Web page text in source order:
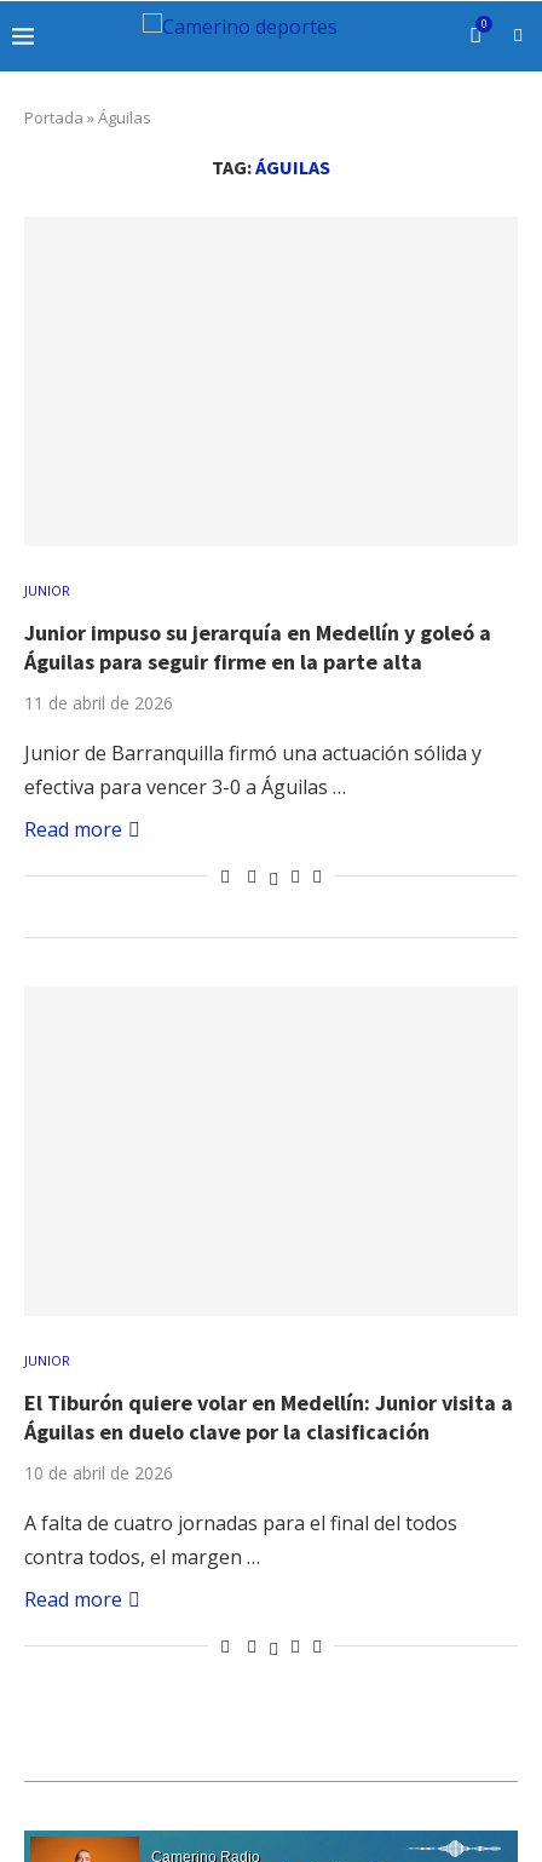
0
Portada »Águilas
TAG:ÁGUILAS
JUNIOR
Junior impuso su jerarquía en Medellín y goleó a
Águilas para seguir firme en la parte alta
11 de abril de 2026
Junior de Barranquilla firmó una actuación sólida y
efectiva para vencer 3-0 a Águilas …
Read more
JUNIOR
El Tiburón quiere volar en Medellín: Junior visita a
Águilas en duelo clave por la clasificación
10 de abril de 2026
A falta de cuatro jornadas para el final del todos
contra todos, el margen …
Read more